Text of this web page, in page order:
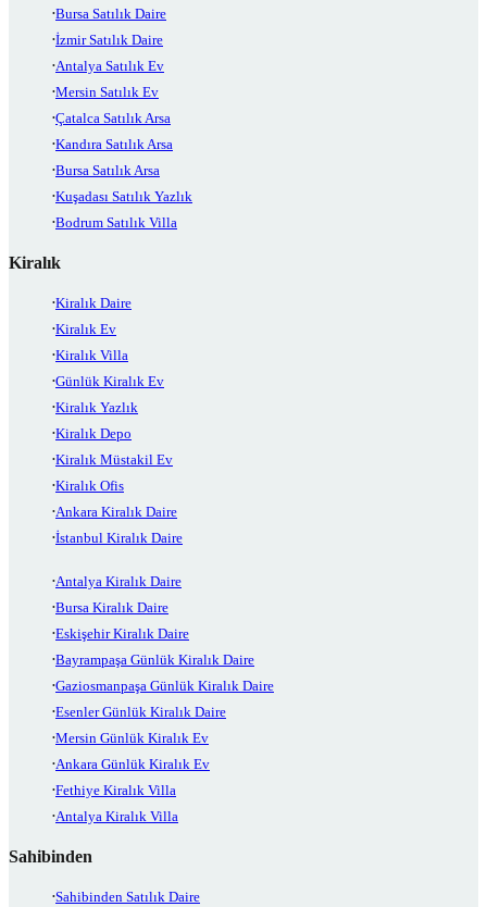
Bursa Satılık Daire
İzmir Satılık Daire
Antalya Satılık Ev
Mersin Satılık Ev
Çatalca Satılık Arsa
Kandıra Satılık Arsa
Bursa Satılık Arsa
Kuşadası Satılık Yazlık
Bodrum Satılık Villa
Kiralık
Kiralık Daire
Kiralık Ev
Kiralık Villa
Günlük Kiralık Ev
Kiralık Yazlık
Kiralık Depo
Kiralık Müstakil Ev
Kiralık Ofis
Ankara Kiralık Daire
İstanbul Kiralık Daire
Antalya Kiralık Daire
Bursa Kiralık Daire
Eskişehir Kiralık Daire
Bayrampaşa Günlük Kiralık Daire
Gaziosmanpaşa Günlük Kiralık Daire
Esenler Günlük Kiralık Daire
Mersin Günlük Kiralık Ev
Ankara Günlük Kiralık Ev
Fethiye Kiralık Villa
Antalya Kiralık Villa
Sahibinden
Sahibinden Satılık Daire